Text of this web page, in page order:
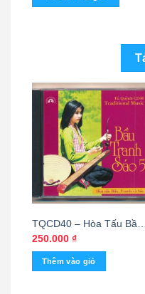
TQCD40 – Hòa Tấu Bầu
Tranh Sáo 5 (KGTUS)
250.000 ₫
Thêm vào giỏ